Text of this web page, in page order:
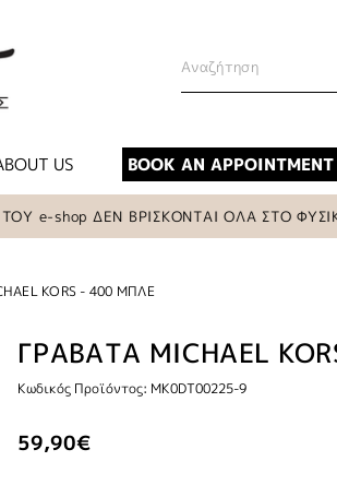
US BOOK AN APPOINTMENT
e-shop ΔΕΝ ΒΡΙΣΚΟΝΤΑΙ ΟΛΑ ΣΤΟ
KORS - 400 ΜΠΛΕ
ΓΡΑΒΑΤΑ MICHAEL
Κωδικός Προϊόντος: MK0DT00225-9
59,90€